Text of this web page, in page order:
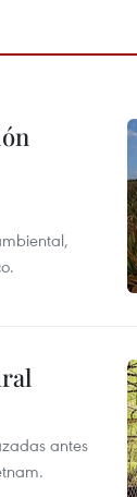
antes